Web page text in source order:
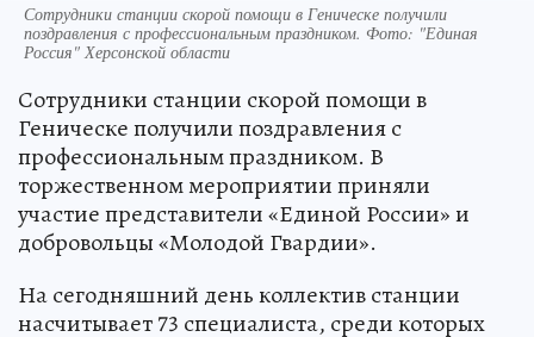
Сотрудники станции скорой помощи в Геническе получили
поздравления с профессиональным праздником. Фото: "Единая
Россия" Херсонской области
Сотрудники станции скорой помощи в
Геническе получили поздравления с
профессиональным праздником. В
торжественном мероприятии приняли
участие представители «Единой России» и
добровольцы «Молодой Гвардии».
На сегодняшний день коллектив станции
насчитывает 73 специалиста, среди которых